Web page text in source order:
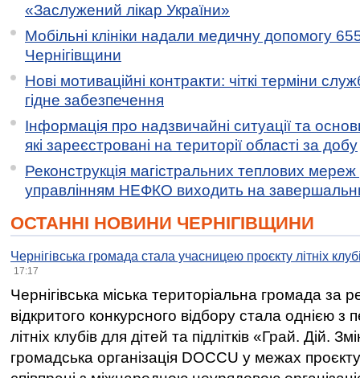
«Заслужений лікар України»
Мобільні клініки надали медичну допомогу
Чернігівщини
Нові мотиваційні контракти: чіткі терміни
гідне забезпечення
Інформація про надзвичайні ситуації та
які зареєстровані на території області за добу
Реконструкція магістральних теплових мереж
управлінням НЕФКО виходить на
ОСТАННІ НОВИНИ ЧЕРНІГІВЩИНИ
Чернігівська громада стала учасницею проєкту літніх
17:17
Чернігівська міська територіальна громада за
відкритого конкурсного відбору стала однією
літніх клубів для дітей та підлітків «Грай. Дій.
громадська організація DOCCU у межах